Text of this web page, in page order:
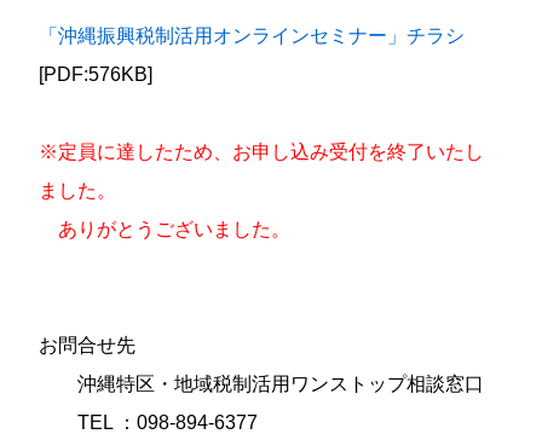
「沖縄振興税制活用オンラインセミナー」チラシ
[PDF:576KB]
※定員に達したため、お申し込み受付を終了いたし
ました。
ありがとうございました。
お問合せ先
沖縄特区・地域税制活用ワンストップ相談窓口
TEL ：098-894-6377